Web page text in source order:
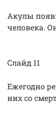
Акулы
человека.
Слайд 11
Ежегодно
них со